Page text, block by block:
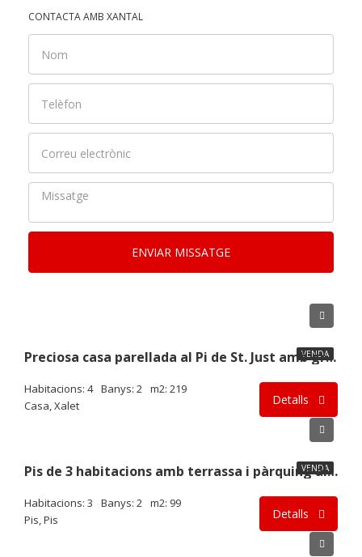
CONTACTA AMB XANTAL
ENVIAR MISSATGE
VENDAPreciosa casa parellada al Pi de St. Just amb gran jardí i actualitzada iC2502
Habitacions: 4 Banys: 2 m2: 219
Casa, Xalet
Detalls
VENDAPis de 3 habitacions amb terrassa i pàrquing al centre de Solsona iP2507
Habitacions: 3 Banys: 2 m2: 99
Pis, Pis
Detalls